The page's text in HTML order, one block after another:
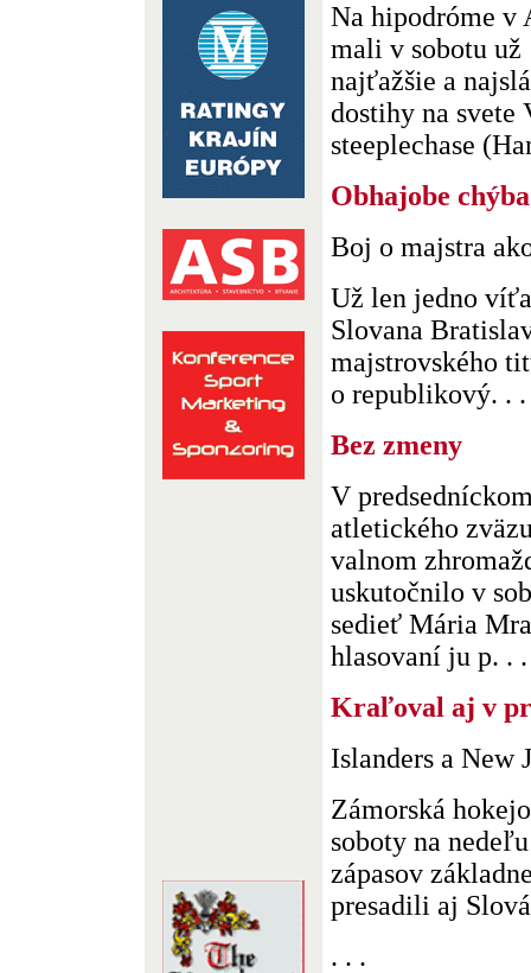
Na hipodróme v
mali v sobotu už
najťažšie a
dostihy na svete
steeplechase
Obhajobe
Boj o majstra
Už len jedno
Slovana
majstrovského
o republikový. . .
Bez zmeny
V
atletického
valnom
uskutočnilo v
sedieť Mária
hlasovaní ju p. . .
Kraľoval aj v
Islanders a New
Zámorská
soboty na
zápasov
presadili aj
. . .